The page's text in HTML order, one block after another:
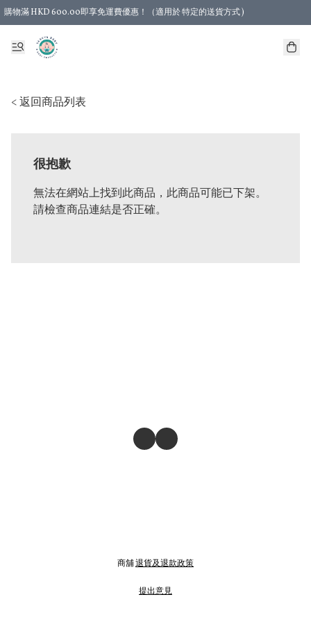
購物滿 HKD 600.00即享免運費優惠！（適用於 特定的送貨方式 )
< 返回商品列表
很抱歉
無法在網站上找到此商品，此商品可能已下架。
請檢查商品連結是否正確。
商舖退貨及退款政策
提出意見